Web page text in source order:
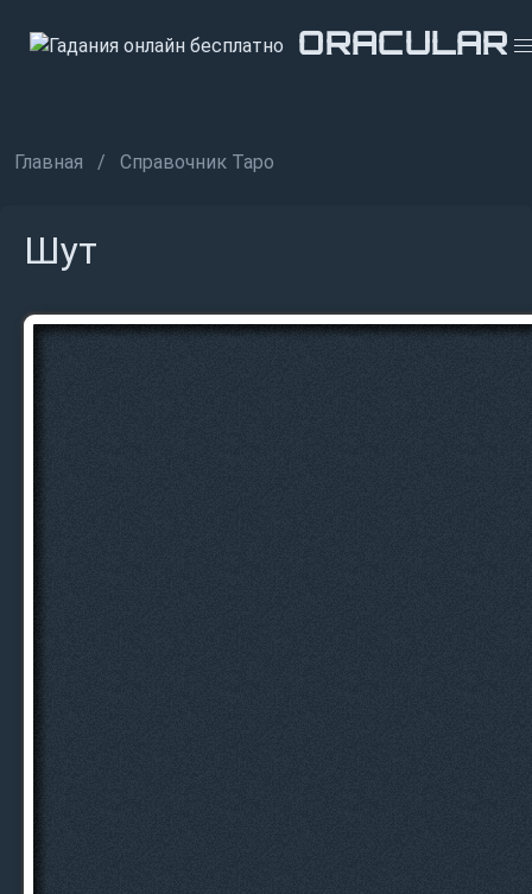
ORACULAR
ORACULAR
ORACULAR
Главная Справочник Таро
Шут